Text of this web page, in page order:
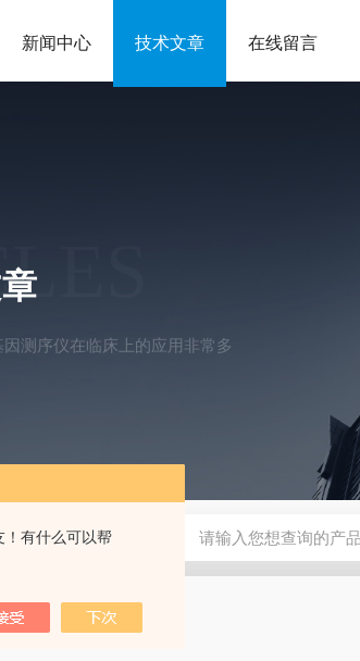
！有什么可以帮
新闻中心 技术文章 在线留言
因测序仪在临床上的应用非常多
光光度计 蔡司MERLIN系列场发射扫描电镜